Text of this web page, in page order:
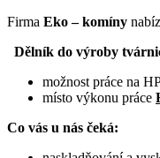
Firma Eko – komíny
Dělník do výroby
možnost práce na
místo výkonu práce
Co vás u nás čeká: